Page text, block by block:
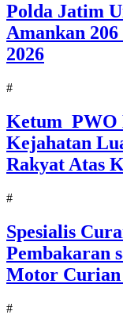
Polda Jatim
Amankan
2026
#
Ketum PWO
Kejahatan
Rakyat Atas
#
Spesialis
Pembakaran
Motor
#